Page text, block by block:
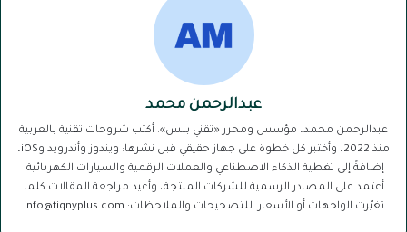
عبدالرحمن محمد
عبدالرحمن محمد، مؤسس ومحرر «تقني بلس». أكتب شروحات تقنية بالعربية
منذ 2022، وأختبر كل خطوة على جهاز حقيقي قبل نشرها: ويندوز وأندرويد وiOS،
إضافةً إلى تغطية الذكاء الاصطناعي والعملات الرقمية والسيارات الكهربائية.
أعتمد على المصادر الرسمية للشركات المنتجة، وأعيد مراجعة المقالات كلما
تغيّرت الواجهات أو الأسعار. للتصحيحات والملاحظات: info@tiqnyplus.com